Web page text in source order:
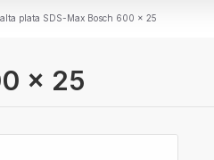
plata SDS-Max Bosch 600 x 25
x 25